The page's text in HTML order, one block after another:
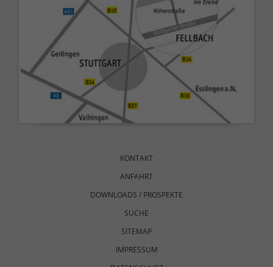
KONTAKT
ANFAHRT
DOWNLOADS / PROSPEKTE
SUCHE
SITEMAP
IMPRESSUM